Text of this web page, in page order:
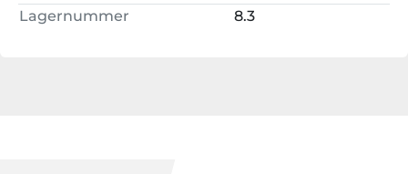
Lagernummer
8.3